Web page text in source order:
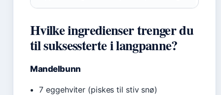
Hvilke ingredienser trenger du
til suksessterte i langpanne?
Mandelbunn
7 eggehviter (piskes til stiv snø)